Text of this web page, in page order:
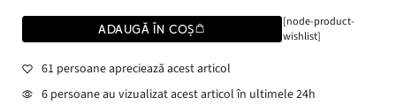
ADAUGĂ ÎN COȘ
[node-product-
wishlist]
61 persoane apreciează acest articol
6 persoane au vizualizat acest articol în ultimele 24h